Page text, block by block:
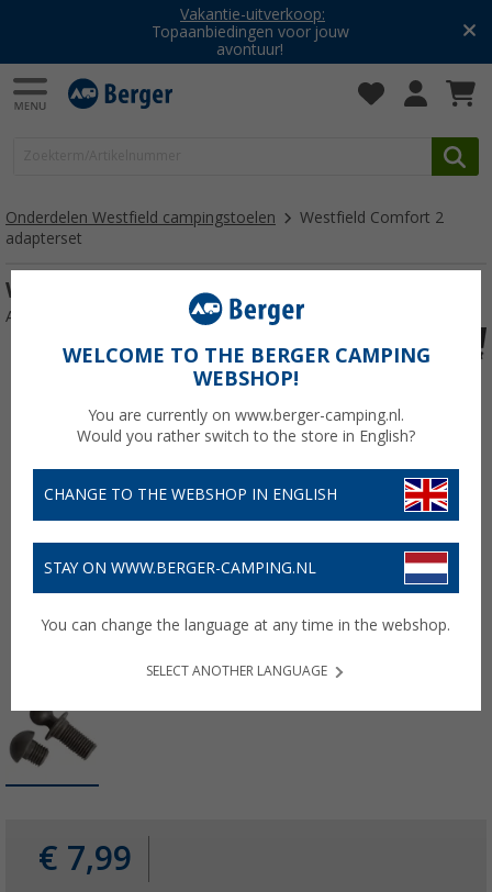
Vakantie-uitverkoop:
Topaanbiedingen voor jouw
avontuur!
Onderdelen Westfield campingstoelen
Westfield Comfort 2
adapterset
Westfield Comfort 2 adapterset
Artikelnr: 120373
€ 7,99
WELCOME TO THE BERGER CAMPING
WEBSHOP!
You are currently on www.berger-camping.nl.
Would you rather switch to the store in English?
CHANGE TO THE WEBSHOP IN ENGLISH
STAY ON WWW.BERGER-CAMPING.NL
You can change the language at any time in the webshop.
SELECT ANOTHER LANGUAGE